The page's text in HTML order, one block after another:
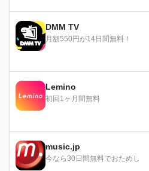
DMM TV
月額550円が14日間無料！
Lemino
初回1ヶ月間無料
music.jp
今なら30日間無料でおためし